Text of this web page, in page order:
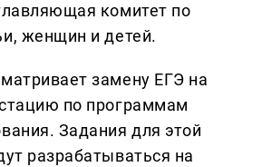
комитет по
женщин и детей.
замену ЕГЭ на
по программам
Задания для этой
разрабатываться на